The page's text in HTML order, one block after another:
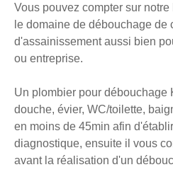
Vous pouvez compter sur
le domaine de débouchage de
d'assainissement aussi bien
ou entreprise.
Un plombier pour débouchage
douche, évier, WC/toilette,
en moins de 45min afin
diagnostique, ensuite il vous
avant la réalisation d'un